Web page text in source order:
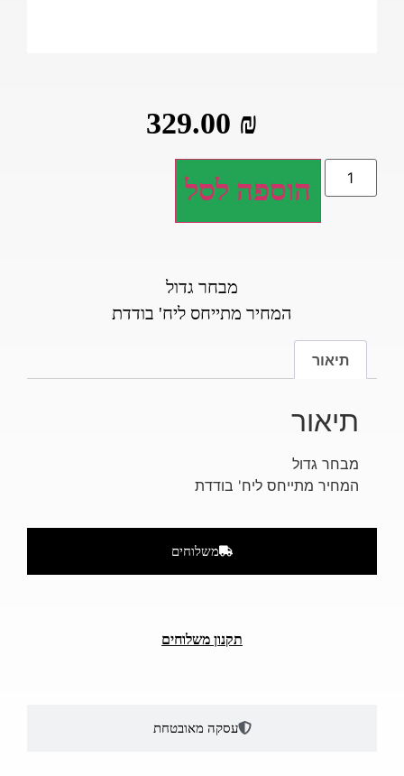
329.00₪
הוספה לסל
מבחר גדול
המחיר מתייחס ליח' בודדת
תיאור
תיאור
מבחר גדול
המחיר מתייחס ליח' בודדת
משלוחים
עסקה מאובטחת
תקנון משלוחים